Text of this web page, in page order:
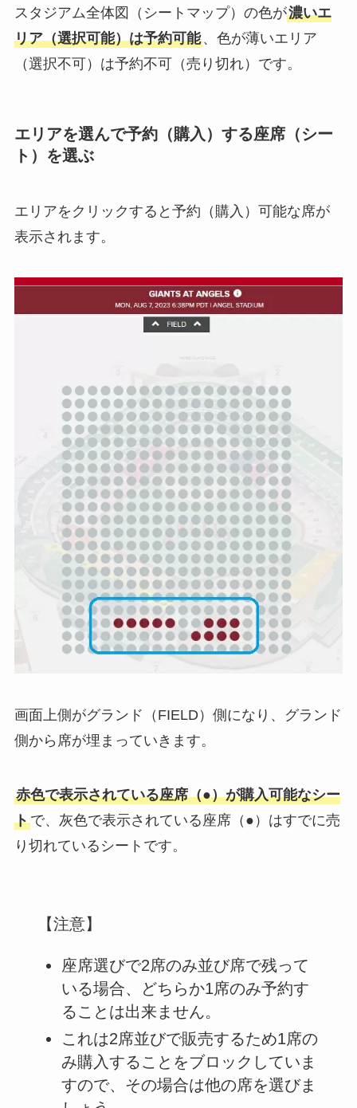
スタジアム全体図（シートマップ）の色が濃いエ
リア（選択可能）は予約可能、色が薄いエリア
（選択不可）は予約不可（売り切れ）です。
エリアを選んで予約（購入）する座席（シー
ト）を選ぶ
エリアをクリックすると予約（購入）可能な席が
表示されます。
画面上側がグランド（FIELD）側になり、グランド
側から席が埋まっていきます。
赤色で表示されている座席（●）が購入可能なシー
トで、灰色で表示されている座席（●）はすでに売
り切れているシートです。
【注意】
座席選びで2席のみ並び席で残って
いる場合、どちらか1席のみ予約す
ることは出来ません。
これは2席並びで販売するため1席の
み購入することをブロックしていま
すので、その場合は他の席を選びま